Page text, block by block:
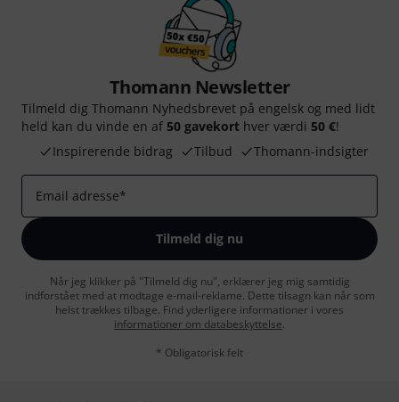
Thomann Newsletter
Tilmeld dig Thomann Nyhedsbrevet på engelsk og med lidt
held kan du vinde en af 50 gavekort hver værdi 50 €!
Inspirerende bidrag
Tilbud Thomann-indsigter
Email adresse*
Tilmeld dig nu
Når jeg klikker på "Tilmeld dig nu", erklærer jeg mig samtidig
indforstået med at modtage e-mail-reklame. Dette tilsagn kan når som
helst trækkes tilbage. Find yderligere informationer i vores
informationer om databeskyttelse.
* Obligatorisk felt